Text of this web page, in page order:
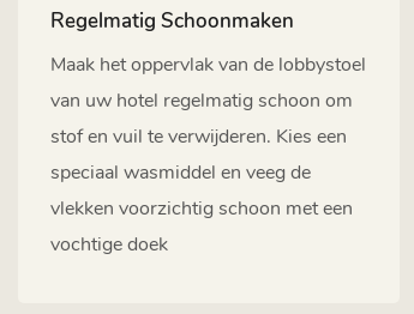
Regelmatig Schoonmaken
Maak het oppervlak van de lobbystoel
van uw hotel regelmatig schoon om
stof en vuil te verwijderen. Kies een
speciaal wasmiddel en veeg de
vlekken voorzichtig schoon met een
vochtige doek